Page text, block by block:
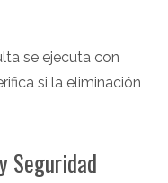
se ejecuta con
si la eliminación
Seguridad